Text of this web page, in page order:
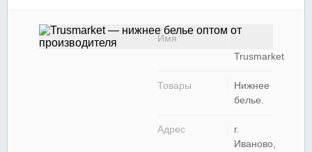
Имя
Trusmarket
Товары
Нижнее
белье.
Адрес
г.
Иваново,